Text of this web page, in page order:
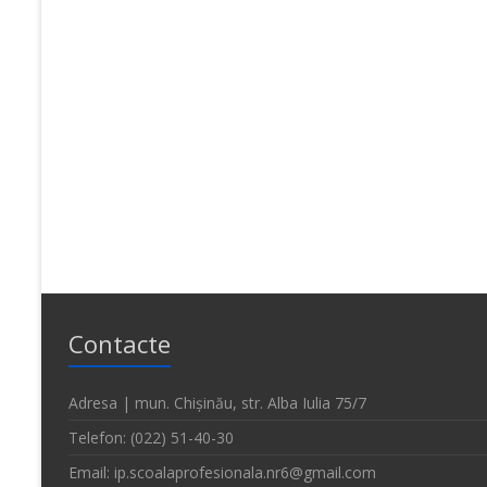
Contacte
Adresa | mun. Chișinău, str. Alba Iulia 75/7
Telefon: (022) 51-40-30
Email: ip.scoalaprofesionala.nr6@gmail.com